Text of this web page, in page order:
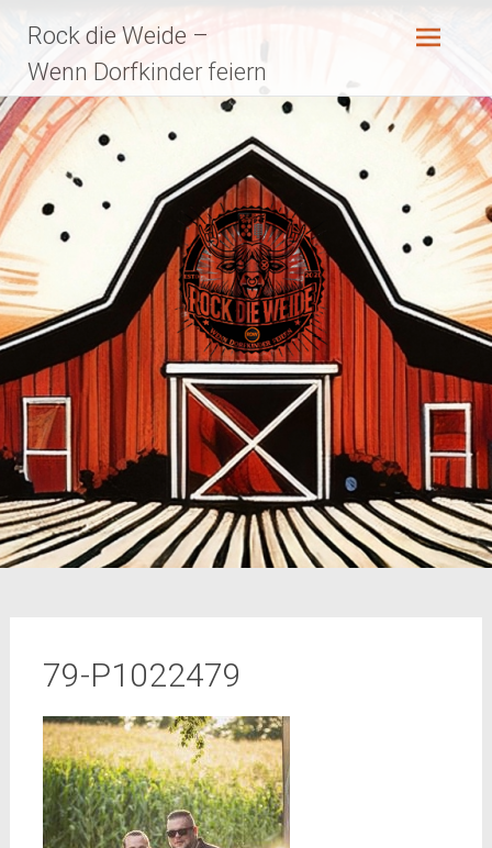
Inhalt
springen
Rock die Weide –
Wenn Dorfkinder feiern
79-P1022479